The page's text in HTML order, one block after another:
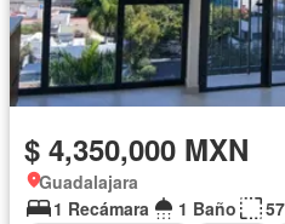
$ 4,350,000 MXN
Guadalajara
1 Recámara
1 Baño